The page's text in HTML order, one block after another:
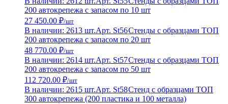
200 автокрепежа с запасом по 10 шт
27 450.00 ₽/шт
В наличии: 2613 шт.Арт. St56Стенды с образцами ТОП
200 автокрепежа с запасом по 20 шт
48 770.00 ₽/шт
В наличии: 2614 шт.Арт. St57Стенды с образцами ТОП
200 автокрепежа с запасом по 50 шт
112 720.00 ₽/шт
В наличии: 2615 шт.Арт. St58Стенд с образцами ТОП
300 автокрепежа (200 пластика и 100 металла)